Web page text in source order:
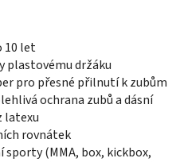
10 let
plastovému držáku
pro přesné přilnutí k zubům
ochrana zubů a dásní
latexu
rovnátek
(MMA, box, kickbox,